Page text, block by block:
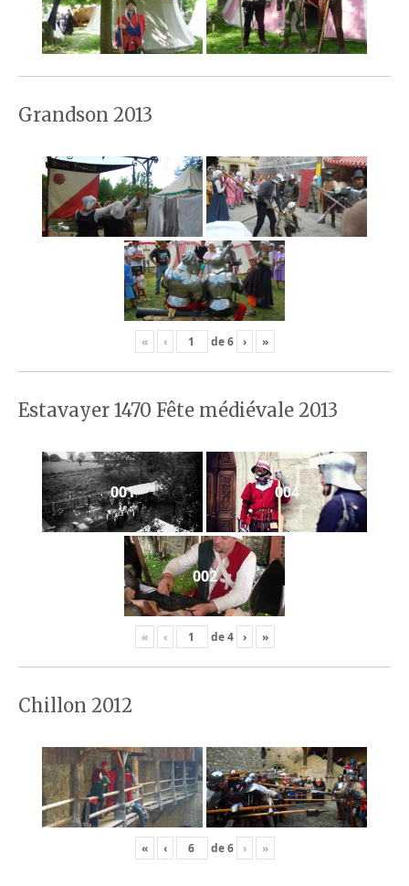
Grandson 2013
« ‹ de6 › »
Estavayer 1470 Fête médiévale 2013
001 004
002
« ‹ de4 › »
Chillon 2012
« ‹ de6 › »